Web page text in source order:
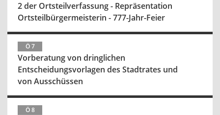
2 der Ortsteilverfassung - Repräsentation
Ortsteilbürgermeisterin - 777-Jahr-Feier
Ö 7
Vorberatung von dringlichen
Entscheidungsvorlagen des Stadtrates und
von Ausschüssen
Ö 8